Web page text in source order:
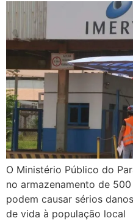
O Ministério Público do
no armazenamento de
podem causar sérios
de vida à população local